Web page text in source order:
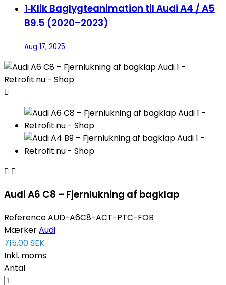
1‑Klik Baglygteanimation til Audi A4 / A5
B9.5 (2020–2023)
Aug 17, 2025

 
Audi A6 C8 – Fjernlukning af bagklap
ReferenceAUD-A6C8-ACT-PTC-FOB
MærkerAudi
715,00 SEK
Inkl. moms
Antal